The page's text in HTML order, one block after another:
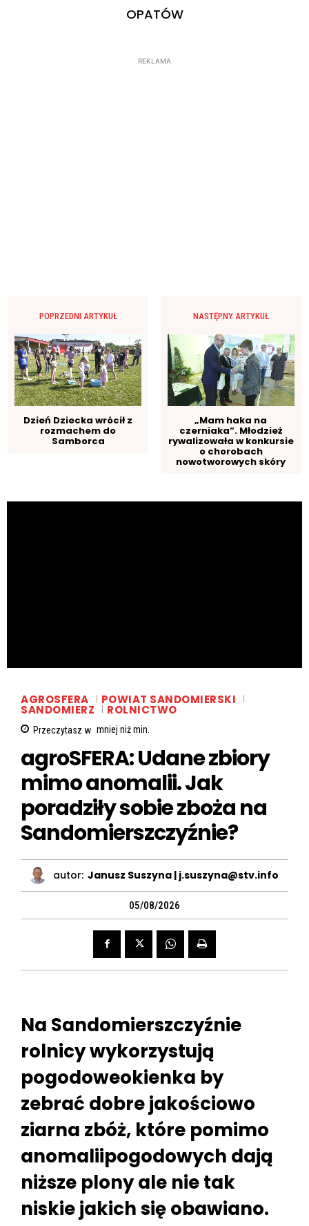
OPATÓW
REKLAMA
POPRZEDNI ARTYKUŁ
Dzień Dziecka wrócił z
rozmachem do
Samborca
NASTĘPNY ARTYKUŁ
„Mam haka na
czerniaka”. Młodzież
rywalizowała w konkursie
o chorobach
nowotworowych skóry